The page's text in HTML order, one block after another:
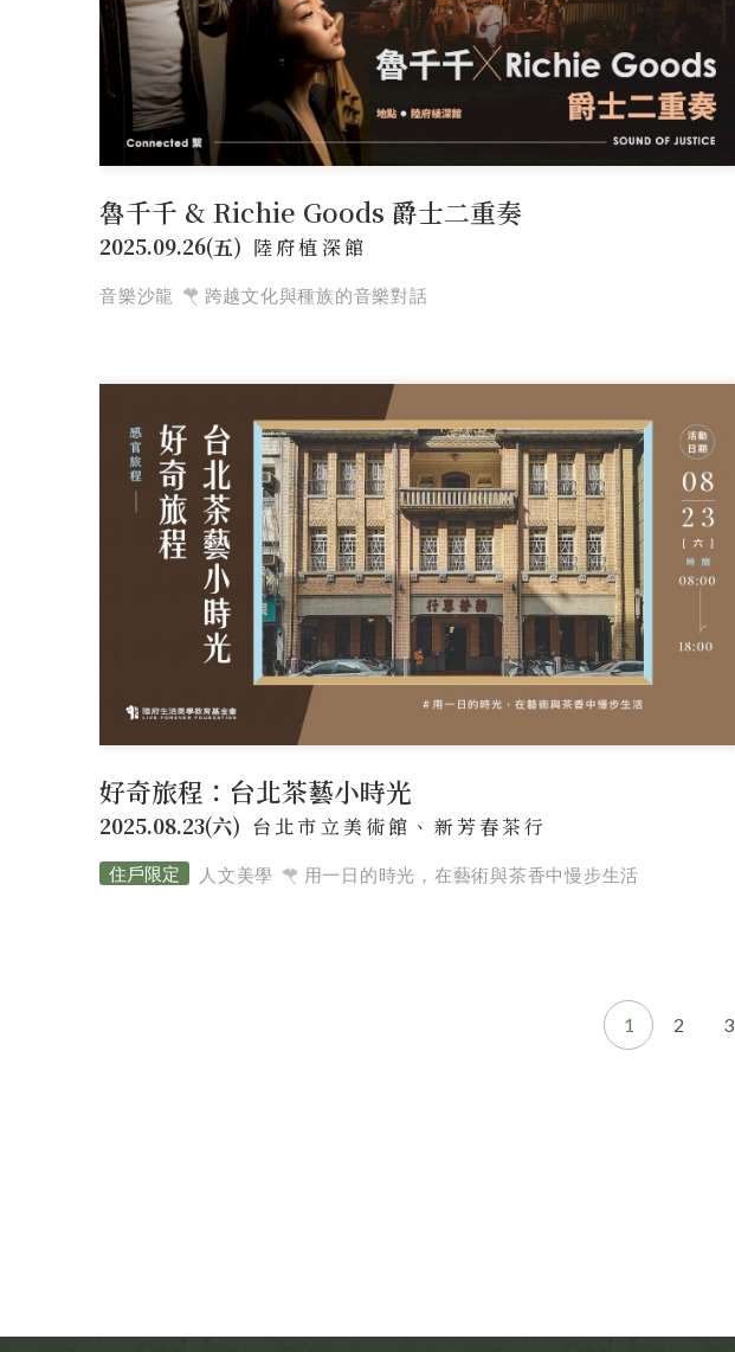
魯千千 & Richie Goods 爵士二重奏
2025.09.26(五) 陸府植深館
音樂沙龍 跨越文化與種族的音樂對話
好奇旅程：台北茶藝小時光
2025.08.23(六) 台北市立美術館、新芳春茶行
人文美學 用一日的時光，在藝術與茶香中慢步生活
1 2 3